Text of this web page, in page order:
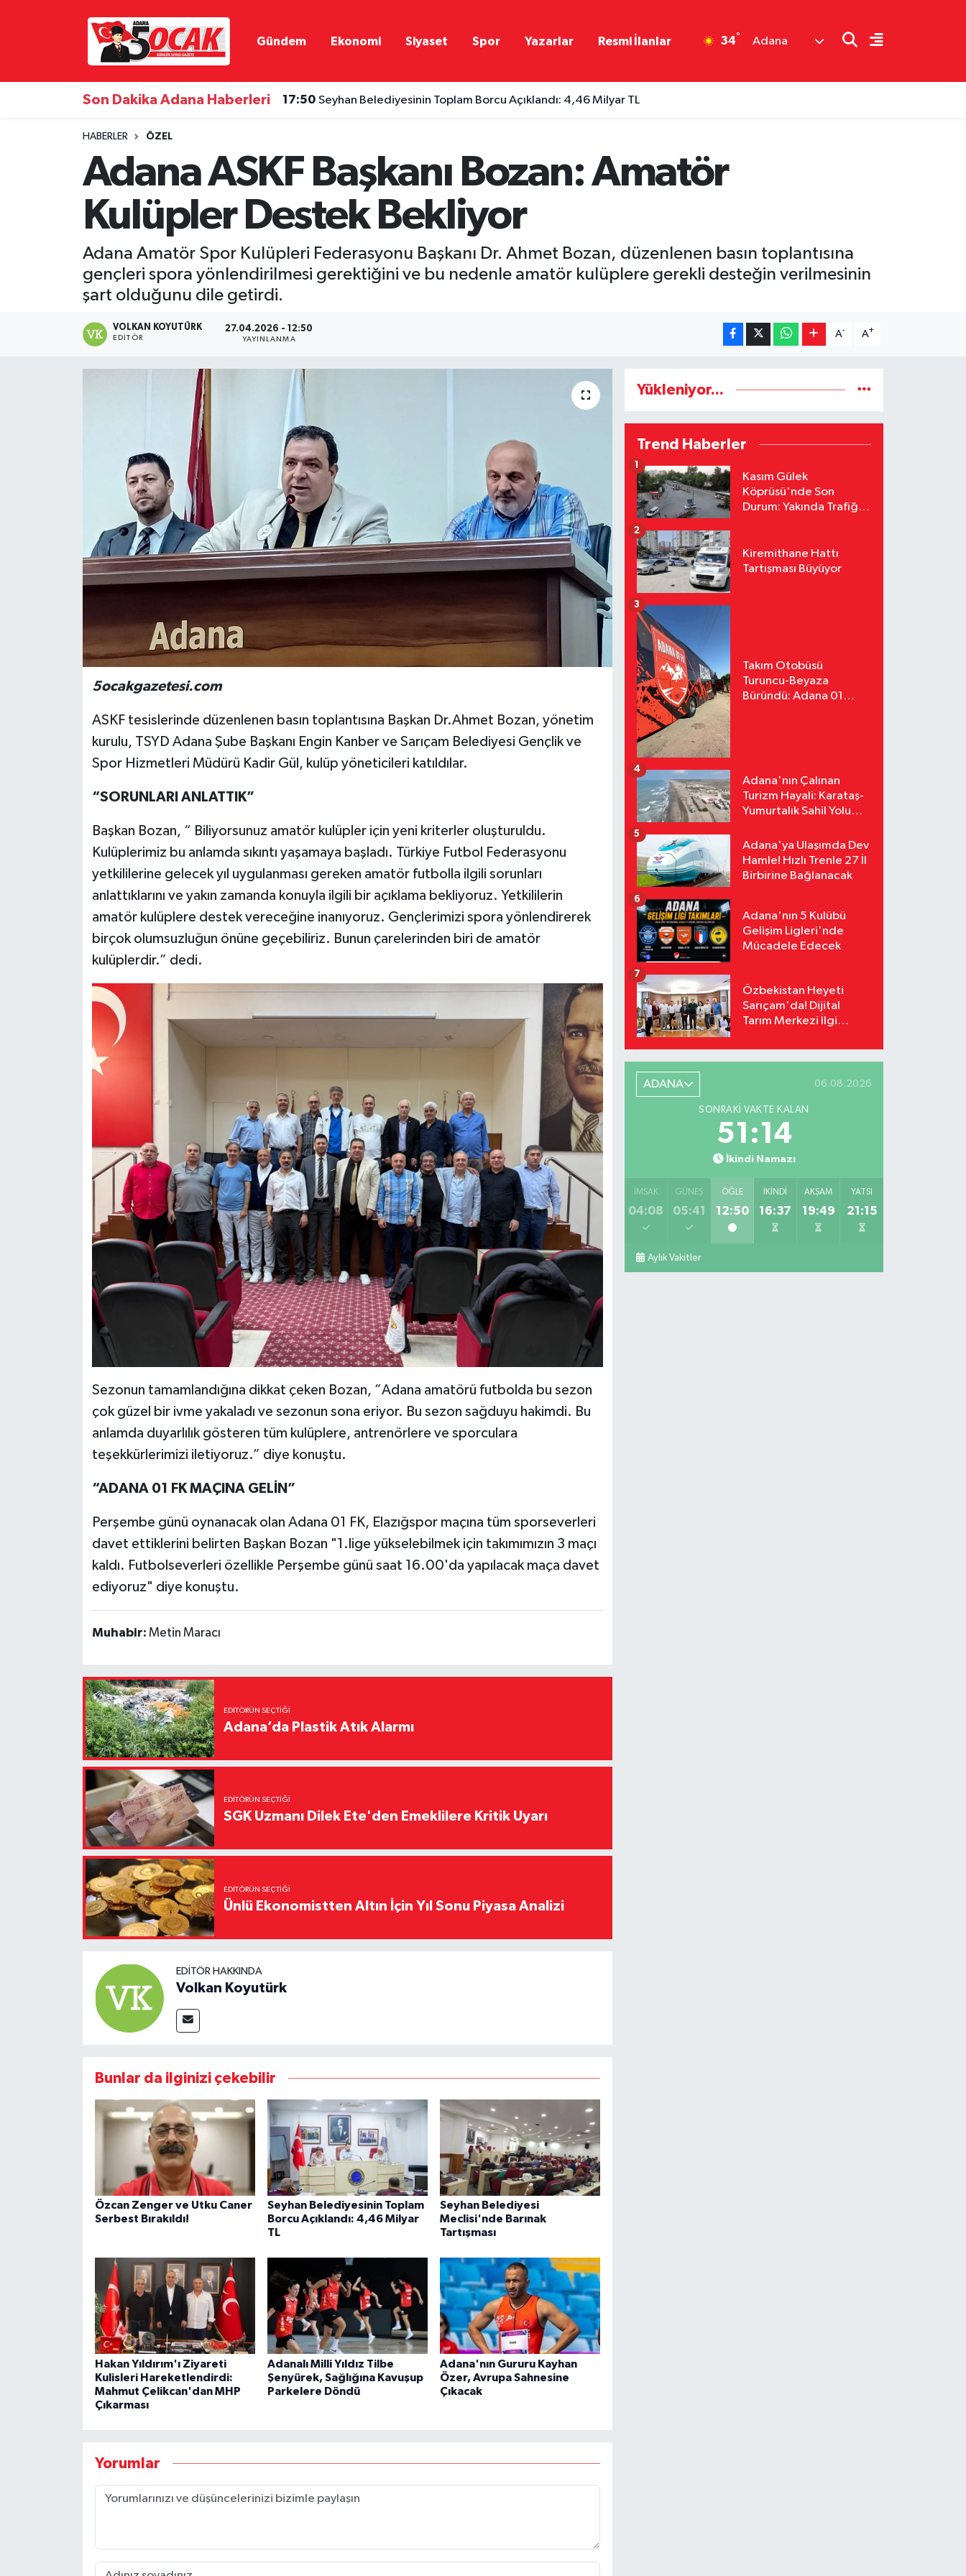
Gündem Ekonomi Siyaset Spor Yazarlar Resmi İlanlar 34° Adana
Son Dakika Adana Haberleri 17:50 Seyhan Belediyesinin Toplam Borcu Açıklandı: 4,46 Milyar TL
HABERLER ÖZEL
Adana ASKF Başkanı Bozan: Amatör
Kulüpler Destek Bekliyor
Adana Amatör Spor Kulüpleri Federasyonu Başkanı Dr. Ahmet Bozan, düzenlenen basın toplantısına
gençleri spora yönlendirilmesi gerektiğini ve bu nedenle amatör kulüplere gerekli desteğin verilmesinin
şart olduğunu dile getirdi.
VOLKAN KOYUTÜRK
EDITÖR
27.04.2026 - 12:50
YAYINLANMA
A- A+
5ocakgazetesi.com
ASKF tesislerinde düzenlenen basın toplantısına Başkan Dr.Ahmet Bozan, yönetim
kurulu, TSYD Adana Şube Başkanı Engin Kanber ve Sarıçam Belediyesi Gençlik ve
Spor Hizmetleri Müdürü Kadir Gül, kulüp yöneticileri katıldılar.
“SORUNLARI ANLATTIK”
Başkan Bozan, “ Biliyorsunuz amatör kulüpler için yeni kriterler oluşturuldu.
Kulüplerimiz bu anlamda sıkıntı yaşamaya başladı. Türkiye Futbol Federasyonu
yetkililerine gelecek yıl uygulanması gereken amatör futbolla ilgili sorunları
anlattıklarını ve yakın zamanda konuyla ilgili bir açıklama bekliyoruz. Yetkililerin
amatör kulüplere destek vereceğine inanıyoruz. Gençlerimizi spora yönlendirerek
birçok olumsuzluğun önüne geçebiliriz. Bunun çarelerinden biri de amatör
kulüplerdir.” dedi.
Sezonun tamamlandığına dikkat çeken Bozan, ”Adana amatörü futbolda bu sezon
çok güzel bir ivme yakaladı ve sezonun sona eriyor. Bu sezon sağduyu hakimdi. Bu
anlamda duyarlılık gösteren tüm kulüplere, antrenörlere ve sporculara
teşekkürlerimizi iletiyoruz.” diye konuştu.
“ADANA 01 FK MAÇINA GELİN”
Perşembe günü oynanacak olan Adana 01 FK, Elazığspor maçına tüm sporseverleri
davet ettiklerini belirten Başkan Bozan "1.lige yükselebilmek için takımımızın 3 maçı
kaldı. Futbolseverleri özellikle Perşembe günü saat 16.00'da yapılacak maça davet
ediyoruz" diye konuştu.
Muhabir: Metin Maracı
EDITÖRÜN SEÇTIĞI
Adana’da Plastik Atık Alarmı
EDITÖRÜN SEÇTIĞI
SGK Uzmanı Dilek Ete'den Emeklilere Kritik Uyarı
EDITÖRÜN SEÇTIĞI
Ünlü Ekonomistten Altın İçin Yıl Sonu Piyasa Analizi
EDITÖR HAKKINDA
Volkan Koyutürk
Bunlar da ilginizi çekebilir
Özcan Zenger ve Utku Caner
Serbest Bırakıldı!
Seyhan Belediyesinin Toplam
Borcu Açıklandı: 4,46 Milyar
TL
Seyhan Belediyesi
Meclisi'nde Barınak
Tartışması
Hakan Yıldırım'ı Ziyareti
Kulisleri Hareketlendirdi:
Mahmut Çelikcan'dan MHP
Çıkarması
Adanalı Milli Yıldız Tilbe
Şenyürek, Sağlığına Kavuşup
Parkelere Döndü
Adana'nın Gururu Kayhan
Özer, Avrupa Sahnesine
Çıkacak
Yorumlar
Yükleniyor...
Trend Haberler
Kasım Gülek
Köprüsü'nde Son
Durum: Yakında Trafiğe
1
Kiremithane Hattı
Tartışması Büyüyor
2
Takım Otobüsü
Turuncu-Beyaza
Büründü: Adana 01
3
Adana'nın Çalınan
Turizm Hayali: Karataş-
Yumurtalık Sahil Yolu
4
Adana'ya Ulaşımda Dev
Hamle! Hızlı Trenle 27 İl
Birbirine Bağlanacak
5
Adana'nın 5 Kulübü
Gelişim Ligleri'nde
Mücadele Edecek
6
Özbekistan Heyeti
Sarıçam'da! Dijital
Tarım Merkezi İlgi
7
ADANA 06.08.2026
SONRAKI VAKTE KALAN
51:13
İkindi Namazı
İMSAK
04:08
GÜNEŞ
05:41
ÖĞLE
12:50
İKINDI
16:37
AKŞAM
19:49
YATSI
21:15
Aylık Vakitler
Gündem
Magazin
Hava Durumu
Tüm Manşetler
Son Dakika Haberleri